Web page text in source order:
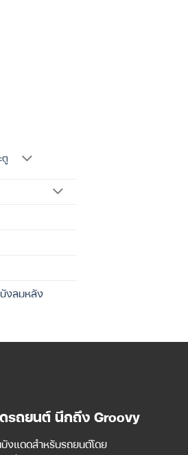
ตู
งลมหลัง
รถยนต์ นึกถึง Groovy
งแดดสำหรับรถยนต์โดย